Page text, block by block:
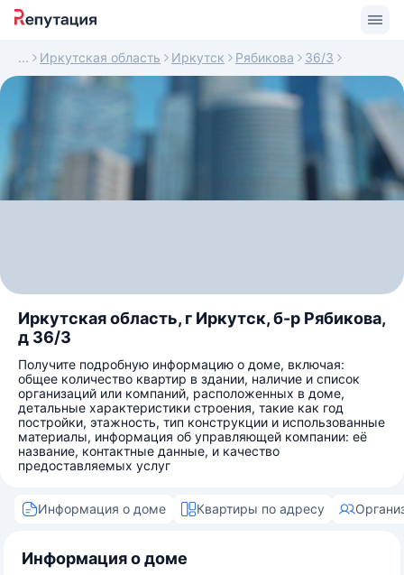
Иркутская область Иркутск Рябикова 36/3
Иркутская область, г Иркутск, б-р Рябикова,
д 36/3
Получите подробную информацию о доме, включая:
общее количество квартир в здании, наличие и список
организаций или компаний, расположенных в доме,
детальные характеристики строения, такие как год
постройки, этажность, тип конструкции и использованные
материалы, информация об управляющей компании: её
название, контактные данные, и качество
предоставляемых услуг
Информация о доме Квартиры по адресу
Информация о доме